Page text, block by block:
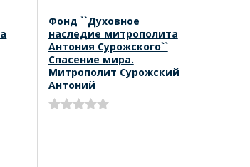
Фонд ``Духовное
наследие митрополита
Антония Сурожского``
Спасение мира.
Митрополит Сурожский
Антоний